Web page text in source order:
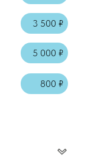
800 ₽
5 000 ₽
3 500 ₽